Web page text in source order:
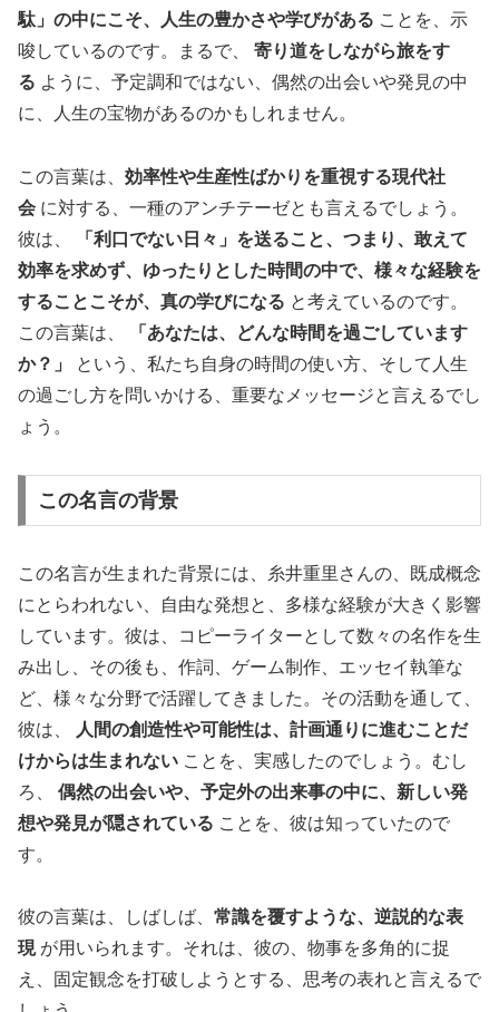
駄」の中にこそ、人生の豊かさや学びがある ことを、示
唆しているのです。まるで、 寄り道をしながら旅をす
る ように、予定調和ではない、偶然の出会いや発見の中
に、人生の宝物があるのかもしれません。
この言葉は、 効率性や生産性ばかりを重視する現代社
会 に対する、一種のアンチテーゼとも言えるでしょう。
彼は、
「利口でない日々」を送ること、つまり、敢えて
効率を求めず、ゆったりとした時間の中で、様々な経験を
することこそが、真の学びになる と考えているのです。
この言葉は、
「あなたは、どんな時間を過ごしています
か？」
という、私たち自身の時間の使い方、そして人生
の過ごし方を問いかける、重要なメッセージと言えるでし
ょう。
この名言の背景
この名言が生まれた背景には、糸井重里さんの、既成概念
にとらわれない、自由な発想と、多様な経験が大きく影響
しています。彼は、コピーライターとして数々の名作を生
み出し、その後も、作詞、ゲーム制作、エッセイ執筆な
ど、様々な分野で活躍してきました。その活動を通して、
彼は、
人間の創造性や可能性は、計画通りに進むことだ
けからは生まれない ことを、実感したのでしょう。むし
ろ、 偶然の出会いや、予定外の出来事の中に、新しい発
想や発見が隠されている ことを、彼は知っていたので
す。
彼の言葉は、しばしば、 常識を覆すような、逆説的な表
現が用いられます。それは、彼の、物事を多角的に捉
え、固定観念を打破しようとする、思考の表れと言えるで